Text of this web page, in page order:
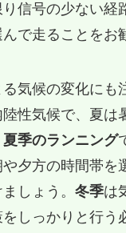
信号の少ない経
で走ることをお
る気候の変化にも
性気候で、夏は
夏季のランニング
夕方の時間帯を
しょう。 冬季は
しっかりと行う